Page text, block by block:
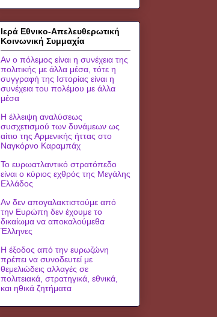
Ιερά Εθνικο-Απελευθερωτική
Κοινωνική Συμμαχία
Αν ο πόλεμος είναι η συνέχεια της
πολιτικής με άλλα μέσα, τότε η
συγγραφή της Ιστορίας είναι η
συνέχεια του πολέμου με άλλα
μέσα
Η έλλειψη αναλύσεως
συσχετισμού των δυνάμεων ως
αίτιο της Αρμενικής ήττας στο
Ναγκόρνο Καραμπάχ
Το ευρωατλαντικό στρατόπεδο
είναι ο κύριος εχθρός της Μεγάλης
Ελλάδος
Αν δεν απογαλακτιστούμε από
την Ευρώπη δεν έχουμε το
δικαίωμα να αποκαλούμεθα
Έλληνες
Η έξοδος από την ευρωζώνη
πρέπει να συνοδευτεί με
θεμελιώδεις αλλαγές σε
πολιτειακά, στρατηγικά, εθνικά,
και ηθικά ζητήματα